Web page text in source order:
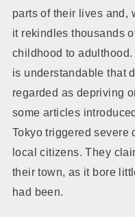
parts of their lives and,
it rekindles thousands
childhood to
is understandable that
regarded as depriving
some articles
Tokyo triggered severe
local citizens. They
their town, as it bore
had been.